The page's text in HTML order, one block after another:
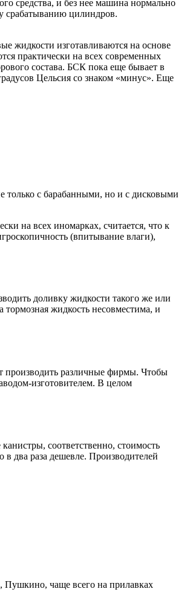
средства, и без нее машина нормально
срабатыванию цилиндров.
жидкости изготавливаются на основе
практически на всех современных
состава. БСК пока еще бывает в
Цельсия со знаком «минус». Еще
только с барабанными, но и с дисковыми
на всех иномарках, считается, что к
(впитывание влаги),
доливку жидкости такого же или
тормозная жидкость несовместима, и
производить различные фирмы. Чтобы
изготовителем. В целом
соответственно, стоимость
в два раза дешевле. Производителей
Пушкино, чаще всего на прилавках